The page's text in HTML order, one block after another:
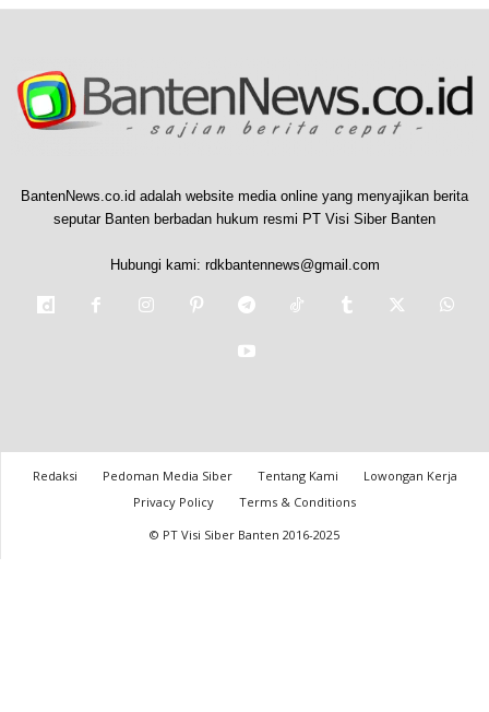
BantenNews.co.id adalah website media online yang menyajikan berita
seputar Banten berbadan hukum resmi PT Visi Siber Banten
Hubungi kami: rdkbantennews@gmail.com
Redaksi Pedoman Media Siber Tentang Kami
Lowongan Kerja
Privacy Policy
Terms & Conditions
© PT Visi Siber Banten 2016-2025